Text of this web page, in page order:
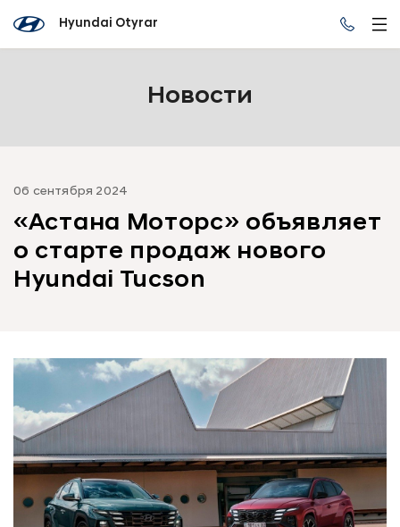
Hyundai Otyrar
Новости
06 сентября 2024
«Астана Моторс» объявляет
о старте продаж нового
Hyundai Tucson